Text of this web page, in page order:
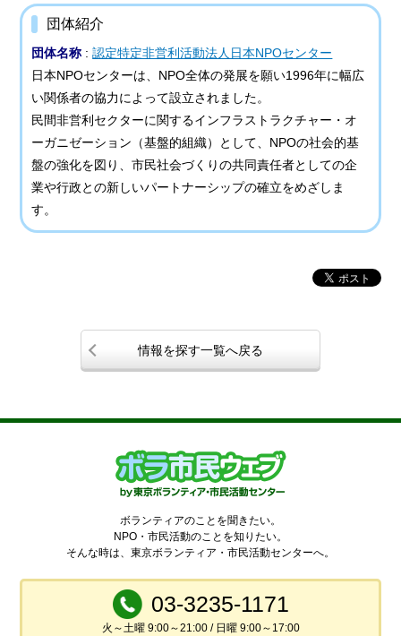
団体紹介
団体名称 :認定特定非営利活動法人日本NPOセンター
日本NPOセンターは、NPO全体の発展を願い1996年に幅広
い関係者の協力によって設立されました。
民間非営利セクターに関するインフラストラクチャー・オ
ーガニゼーション（基盤的組織）として、NPOの社会的基
盤の強化を図り、市民社会づくりの共同責任者としての企
業や行政との新しいパートナーシップの確立をめざしま
す。
情報を探す一覧へ戻る
ボランティアのことを聞きたい。
NPO・市民活動のことを知りたい。
そんな時は、東京ボランティア・市民活動センターへ。
03-3235-1171
火～土曜 9:00～21:00 / 日曜 9:00～17:00